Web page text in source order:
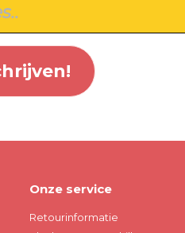
Onze service
Retourinformatie